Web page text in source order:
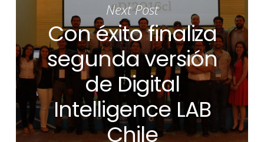
Next Post
Con éxito finaliza
segunda versión
de Digital
Intelligence LAB
Chile